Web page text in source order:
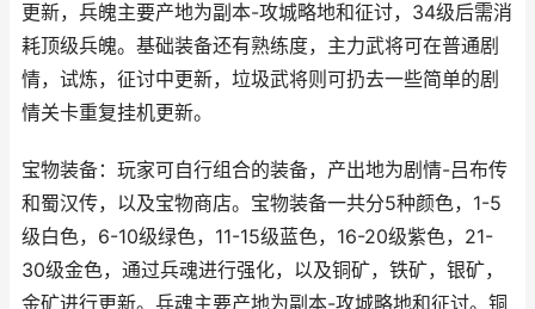
更新，兵魄主要产地为副本-攻城略地和征讨，34级后需消
耗顶级兵魄。基础装备还有熟练度，主力武将可在普通剧
情，试炼，征讨中更新，垃圾武将则可扔去一些简单的剧
情关卡重复挂机更新。
宝物装备：玩家可自行组合的装备，产出地为剧情-吕布传
和蜀汉传，以及宝物商店。宝物装备一共分5种颜色，1-5
级白色，6-10级绿色，11-15级蓝色，16-20级紫色，21-
30级金色，通过兵魂进行强化，以及铜矿，铁矿，银矿，
金矿进行更新。兵魂主要产地为副本-攻城略地和征讨。铜